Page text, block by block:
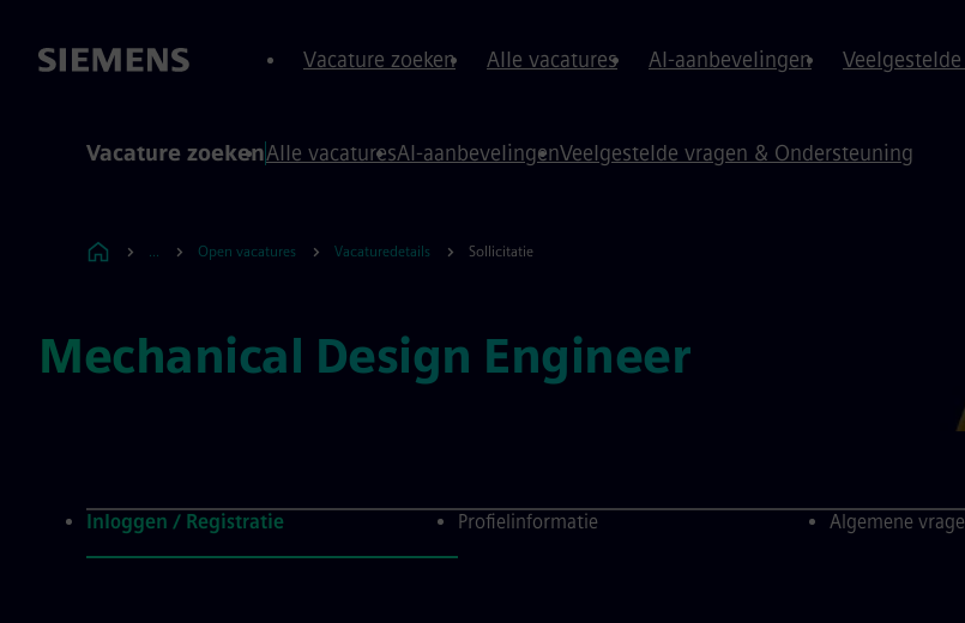
Vacature zoeken Alle vacatures AI-aanbevelingen
Vacature zoekenAlle vacaturesAI-aanbevelingenVeelgestelde vragen & Ondersteuning
... Open vacatures Vacaturedetails Sollicitatie
Mechanical Design Engineer
Inloggen / Registratie
Profielinformatie Algemene